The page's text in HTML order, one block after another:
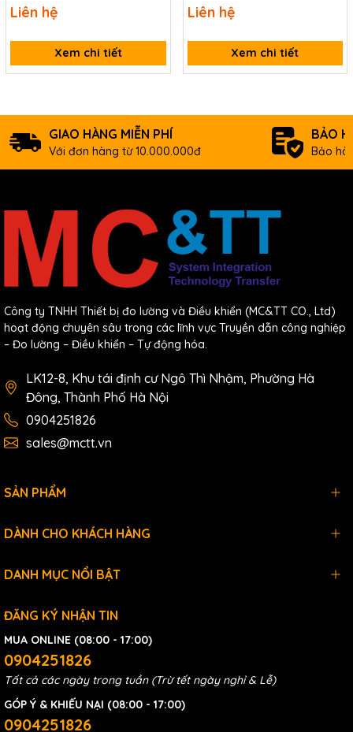
Liên hệ
Xem chi tiết
Liên hệ
Xem chi tiết
GIAO HÀNG MIỄN PHÍ
Với đơn hàng từ 10.000.000đ
BẢO
Bảo
Công ty TNHH Thiết bị đo lường và Điều khiển (MC&TT CO., Ltd)
hoạt động chuyên sâu trong các lĩnh vực Truyền dẫn công nghiệp
– Đo lường – Điều khiển – Tự động hóa.
LK12-8, Khu tái định cư Ngô Thì Nhậm, Phường Hà
Đông, Thành Phố Hà Nội
0904251826
sales@mctt.vn
SẢN PHẨM
DÀNH CHO KHÁCH HÀNG
DANH MỤC NỔI BẬT
ĐĂNG KÝ NHẬN TIN
MUA ONLINE (08:00 - 17:00)
0904251826
Tất cả các ngày trong tuần (Trừ tết ngày nghỉ & Lễ)
GÓP Ý & KHIẾU NẠI (08:00 - 17:00)
0904251826